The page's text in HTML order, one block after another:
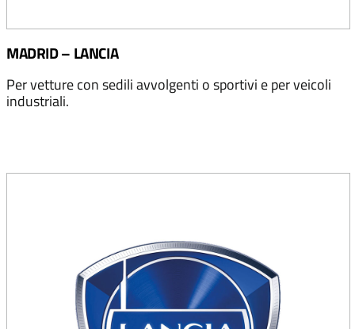
MADRID – LANCIA
Per vetture con sedili avvolgenti o sportivi e per veicoli
industriali.